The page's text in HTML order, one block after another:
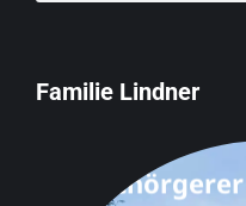
Familie Lindner
Schörgerer